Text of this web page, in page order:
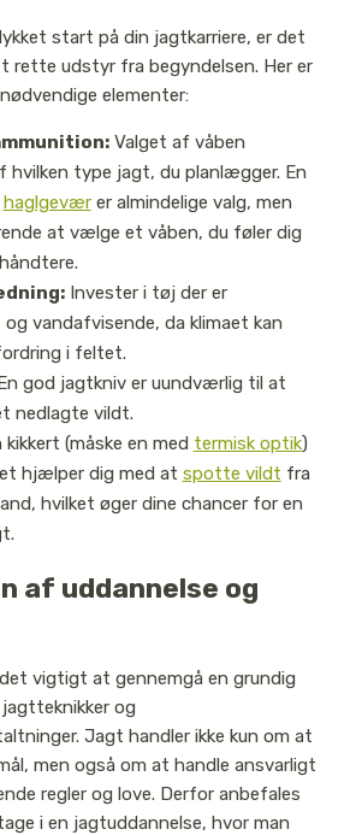
start på din jagtkarriere, er det
rette udstyr fra begyndelsen. Her er
elementer:
Valget af våben
type jagt, du planlægger. En
haglgeværer almindelige valg, men
at vælge et våben, du føler dig
Invester i tøj der er
vandafvisende, da klimaet kan
i feltet.
god jagtkniv er uundværlig til at
nedlagte vildt.
(måske en med termisk optik)
hjælper dig med at spotte vildt fra
hvilket øger dine chancer for en
af uddannelse og
vigtigt at gennemgå en grundig
og
Jagt handler ikke kun om at
men også om at handle ansvarligt
regler og love. Derfor anbefales
i en jagtuddannelse, hvor man